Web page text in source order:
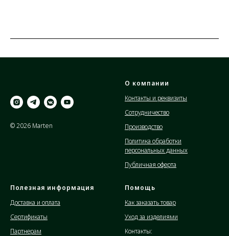
© 2026 Marten
О компании
Контакты и реквизиты
Сотрудничество
Производство
Политика обработки
персональных данных
Публичная оферта
Полезная информация
Доставка и оплата
Сертификаты
Партнерам
Помощь
Как заказать товар
Уход за изделиями
Контакты: